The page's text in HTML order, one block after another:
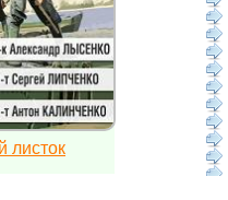
листок